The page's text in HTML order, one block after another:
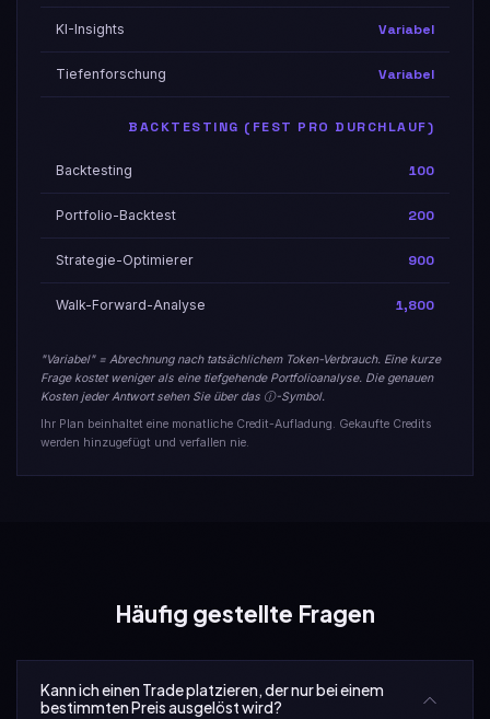
KI-Insights Variabel
Tiefenforschung Variabel
BACKTESTING (FEST PRO DURCHLAUF)
Backtesting 100
Portfolio-Backtest 200
Strategie-Optimierer 900
Walk-Forward-Analyse 1,800
"Variabel" = Abrechnung nach tatsächlichem Token-Verbrauch. Eine kurze
Frage kostet weniger als eine tiefgehende Portfolioanalyse. Die genauen
Kosten jeder Antwort sehen Sie über das ⓘ-Symbol.
Ihr Plan beinhaltet eine monatliche Credit-Aufladung. Gekaufte Credits
werden hinzugefügt und verfallen nie.
Häufig gestellte Fragen
Kann ich einen Trade platzieren, der nur bei einem
bestimmten Preis ausgelöst wird?